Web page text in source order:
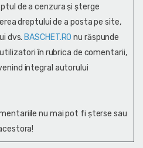
de a cenzura și şterge
dreptului de a posta pe site,
dvs. BASCHET.RO nu răspunde
în rubrica de comentarii,
integral autorului
nu mai pot fi șterse sau